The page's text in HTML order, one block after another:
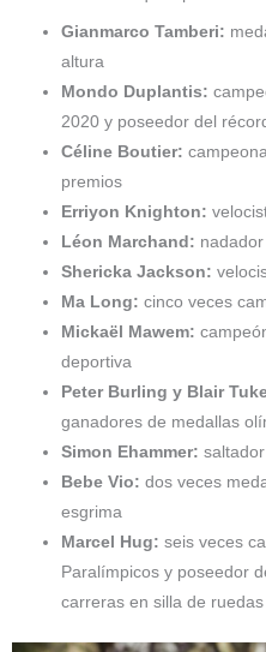
Gianmarco Tamberi:
altura
Mondo Duplantis:
2020 y poseedor del
Céline Boutier:
premios
Erriyon Knighton:
Léon Marchand:
Shericka Jackson:
Ma Long: cinco veces
Mickaël Mawem:
deportiva
Peter Burling y Blair
ganadores de medallas
Simon Ehammer:
Bebe Vio: dos veces
esgrima
Marcel Hug: seis veces
Paralímpicos y poseedor
carreras en silla de ruedas